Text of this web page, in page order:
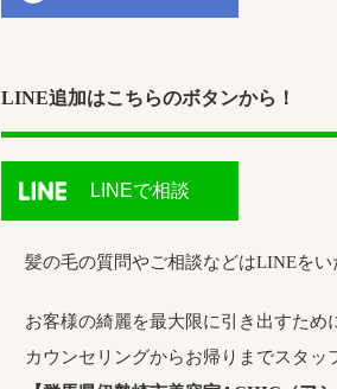
LINE追加はこちらのボタンから！
LINEで相談
髪の毛の質問やご相談などはLINEを
お客様の綺麗を最大限に引き出すため
カウンセリングからお帰りまでスタッ